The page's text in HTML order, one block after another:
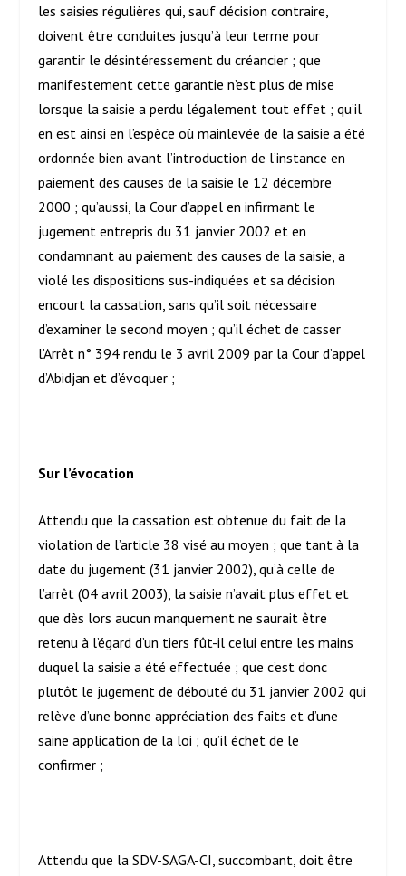
les saisies régulières qui, sauf décision contraire,
doivent être conduites jusqu’à leur terme pour
garantir le désintéressement du créancier ; que
manifestement cette garantie n’est plus de mise
lorsque la saisie a perdu légalement tout effet ; qu’il
en est ainsi en l’espèce où mainlevée de la saisie a été
ordonnée bien avant l’introduction de l’instance en
paiement des causes de la saisie le 12 décembre
2000 ; qu’aussi, la Cour d’appel en infirmant le
jugement entrepris du 31 janvier 2002 et en
condamnant au paiement des causes de la saisie, a
violé les dispositions sus-indiquées et sa décision
encourt la cassation, sans qu’il soit nécessaire
d’examiner le second moyen ; qu’il échet de casser
l’Arrêt n° 394 rendu le 3 avril 2009 par la Cour d’appel
d’Abidjan et d’évoquer ;
Sur l’évocation
Attendu que la cassation est obtenue du fait de la
violation de l’article 38 visé au moyen ; que tant à la
date du jugement (31 janvier 2002), qu’à celle de
l’arrêt (04 avril 2003), la saisie n’avait plus effet et
que dès lors aucun manquement ne saurait être
retenu à l’égard d’un tiers fût-il celui entre les mains
duquel la saisie a été effectuée ; que c’est donc
plutôt le jugement de débouté du 31 janvier 2002 qui
relève d’une bonne appréciation des faits et d’une
saine application de la loi ; qu’il échet de le
confirmer ;
Attendu que la SDV-SAGA-CI, succombant, doit être